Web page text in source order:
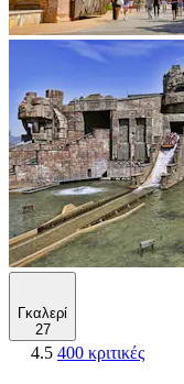
Γκαλερί
27
4.5 400 κριτικές